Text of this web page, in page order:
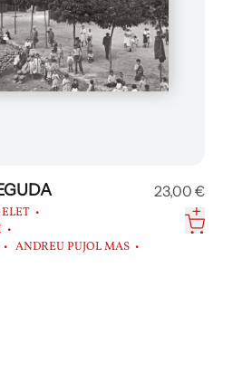
ANDREU PUJOL MAS
23,00 €